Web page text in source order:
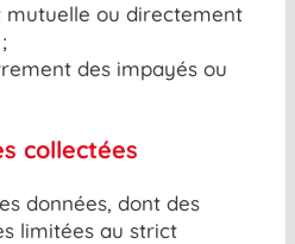
mutuelle ou directement
des impayés ou
collectées
données, dont des
limitées au strict